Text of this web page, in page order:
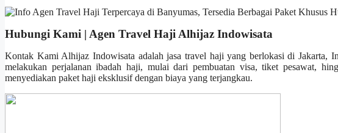
Hubungi Kami | Agen Travel Haji Alhijaz Indowisata
Kontak Kami Alhijaz Indowisata adalah jasa travel haji yang berlokasi di Jakarta,
melakukan perjalanan ibadah haji, mulai dari pembuatan visa, tiket pesawat,
menyediakan paket haji eksklusif dengan biaya yang terjangkau.